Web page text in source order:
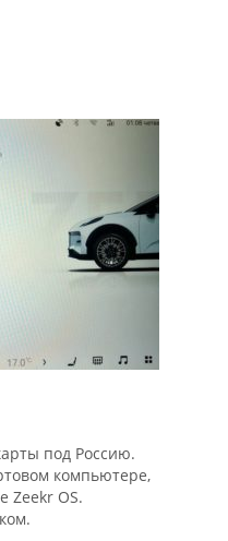
под Россию.
компьютере,
Zeekr OS.